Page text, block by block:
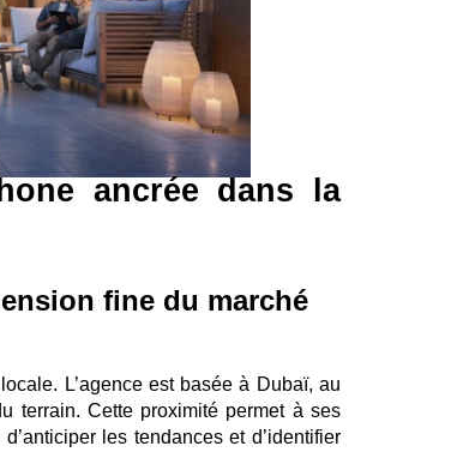
ancrée dans la
fine du marché
L’agence est basée à Dubaï, au
terrain. Cette proximité permet à ses
les tendances et d’identifier